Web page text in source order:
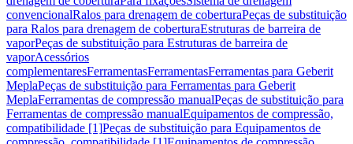
convencionalRalos para drenagem de coberturaPeças de substituição
para Ralos para drenagem de coberturaEstruturas de barreira de
vaporPeças de substituição para Estruturas de barreira de
vaporAcessórios
complementaresFerramentasFerramentasFerramentas para Geberit
MeplaPeças de substituição para Ferramentas para Geberit
MeplaFerramentas de compressão manualPeças de substituição para
Ferramentas de compressão manualEquipamentos de compressão,
compatibilidade [1]Peças de substituição para Equipamentos de